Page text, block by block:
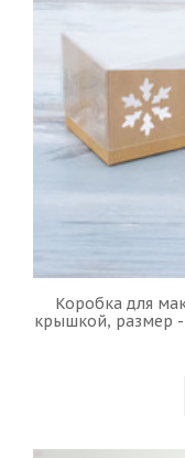
Коробка для
крышкой, размер -